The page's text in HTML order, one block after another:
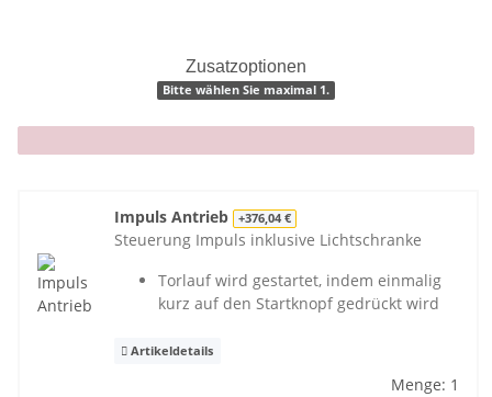
Zusatzoptionen
Bitte wählen Sie maximal 1.
x
Impuls Antrieb +376,04 €
Steuerung Impuls inklusive Lichtschranke
Torlauf wird gestartet, indem einmalig
kurz auf den Startknopf gedrückt wird
Artikeldetails
Menge: 1